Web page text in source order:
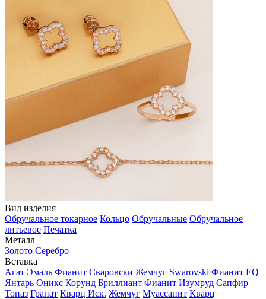
Вид изделия
Обручальное токарное Кольцо Обручальные Обручальное
литьевое Печатка
Металл
Золото Серебро
Вставка
Агат Эмаль Фианит Сваровски Жемчуг Swarovski Фианит EQ
Янтарь Оникс Корунд Бриллиант Фианит Изумруд Сапфир
Топаз Гранат Кварц Иск. Жемчуг Муассанит Кварц